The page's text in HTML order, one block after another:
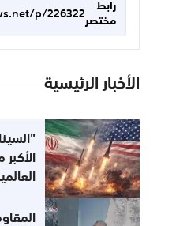
رابط
مختصر
p/226322
الأخبار الرئيسية